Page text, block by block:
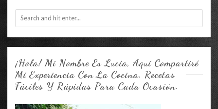
¡Hola! Mi Nombre Es Lucía, Aquí Compartiré
Mí Experiencia Con La Cocina. Recetas
Fáciles Y Rápidas Para Cada Ocasión.